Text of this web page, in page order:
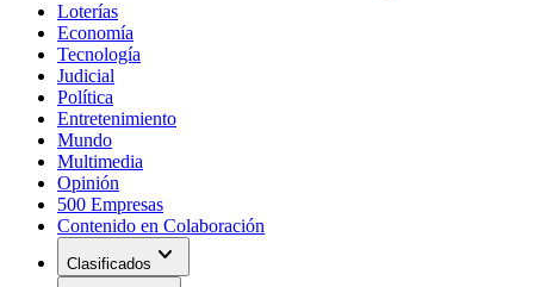
Loterías
Economía
Tecnología
Judicial
Política
Entretenimiento
Mundo
Multimedia
Opinión
500 Empresas
Contenido en Colaboración
Clasificados expand_more